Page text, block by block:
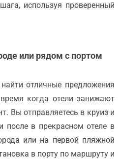
используя проверенный
или рядом с портом
отличные предложения
когда отели занижают
Вы отправляетесь в круиз и
после в прекрасном отеле в
или на первой пляжной
в порту по маршруту и